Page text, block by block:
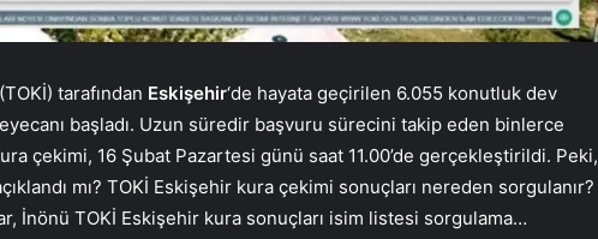
tarafından Eskişehir‘de hayata geçirilen 6.055 konutluk dev
başladı. Uzun süredir başvuru sürecini takip eden binlerce
çekimi, 16 Şubat Pazartesi günü saat 11.00’de gerçekleştirildi. Peki,
mı? TOKİ Eskişehir kura çekimi sonuçları nereden sorgulanır?
İnönü TOKİ Eskişehir kura sonuçları isim listesi sorgulama…